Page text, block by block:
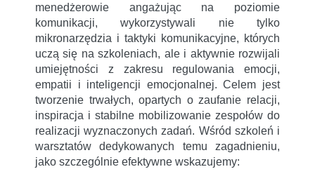
menedżerowie angażując na poziomie
komunikacji, wykorzystywali nie tylko
mikronarzędzia i taktyki komunikacyjne, których
uczą się na szkoleniach, ale i aktywnie rozwijali
umiejętności z zakresu regulowania emocji,
empatii i inteligencji emocjonalnej. Celem jest
tworzenie trwałych, opartych o zaufanie relacji,
inspiracja i stabilne mobilizowanie zespołów do
realizacji wyznaczonych zadań. Wśród szkoleń i
warsztatów dedykowanych temu zagadnieniu,
jako szczególnie efektywne wskazujemy: